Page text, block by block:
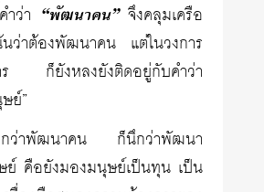
ำว่า “พัฒนาคน”จึงคลุมเครือ
นว่าต้องพัฒนาคน แต่ในวงการ
ร ก็ยังหลงยังติดอยู่กับคำว่า
ย์”
ว่าพัฒนาคน ก็นึกว่าพัฒนา
ย์ คือยังมองมนุษย์เป็นทุน เป็น